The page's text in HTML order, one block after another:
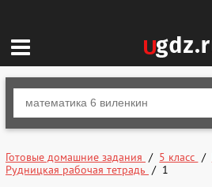
Готовые домашние задания 5 класс
Рудницкая рабочая тетрадь
1